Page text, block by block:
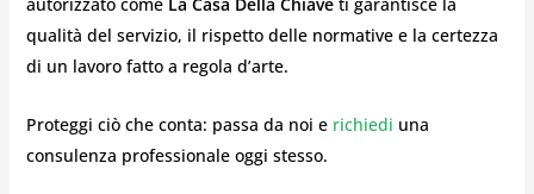
autorizzato come La Casa Della Chiaveti garantisce la
qualità del servizio, il rispetto delle normative e la certezza
di un lavoro fatto a regola d’arte.
Proteggi ciò che conta: passa da noi e richiedi una
consulenza professionale oggi stesso.